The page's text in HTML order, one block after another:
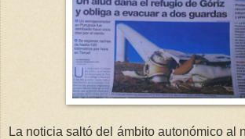
La noticia saltó del ámbito autonómico al